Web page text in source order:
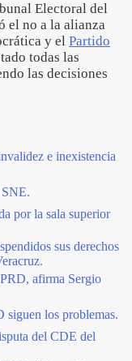
Electoral del
el no a la alianza
y el Partido
todas las
las decisiones
e inexistencia
por la sala superior
sus derechos
afirma Sergio
siguen los problemas.
del CDE del